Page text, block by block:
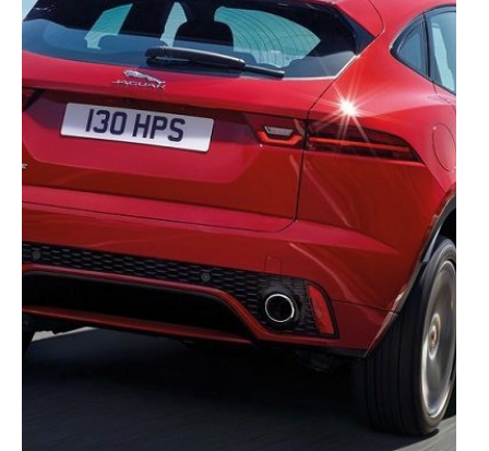
O ACP garantirá que as transferências internacionais de
dados pessoais serão realizadas apenas com o seu
consentimento e quando tal se afigure estritamente
necessário no contexto dos serviços a prestar.
Realçamos que o bloqueio de certo tipo de Cookies e
tecnologias similares pode ter impacto na sua
experiência de navegação no Website e nos serviços
disponibilizados.
Consulte a política de cookies do site.